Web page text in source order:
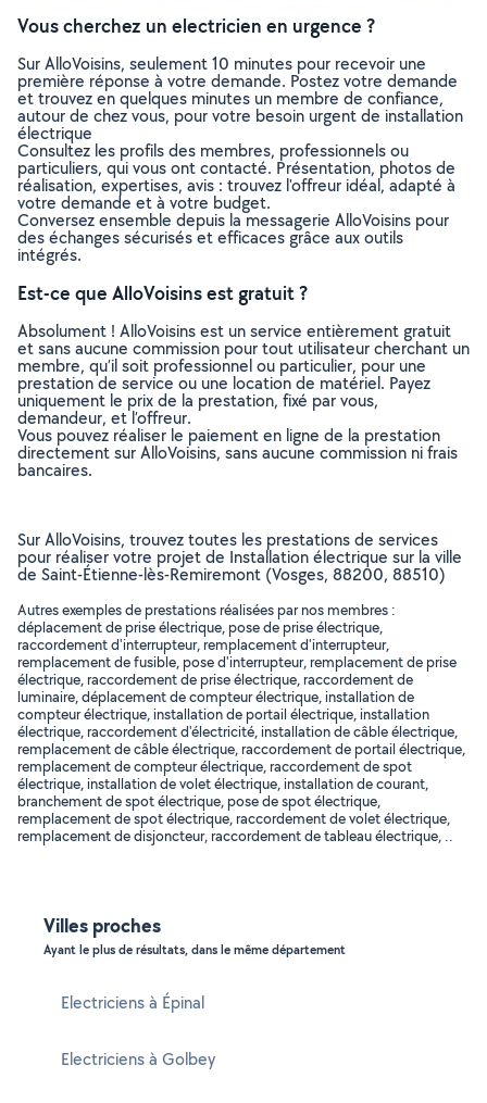
Vous cherchez un electricien en urgence ?
Sur AlloVoisins, seulement 10 minutes pour recevoir une
première réponse à votre demande. Postez votre demande
et trouvez en quelques minutes un membre de confiance,
autour de chez vous, pour votre besoin urgent de installation
électrique
Consultez les profils des membres, professionnels ou
particuliers, qui vous ont contacté. Présentation, photos de
réalisation, expertises, avis : trouvez l'offreur idéal, adapté à
votre demande et à votre budget.
Conversez ensemble depuis la messagerie AlloVoisins pour
des échanges sécurisés et efficaces grâce aux outils
intégrés.
Est-ce que AlloVoisins est gratuit ?
Absolument ! AlloVoisins est un service entièrement gratuit
et sans aucune commission pour tout utilisateur cherchant un
membre, qu’il soit professionnel ou particulier, pour une
prestation de service ou une location de matériel. Payez
uniquement le prix de la prestation, fixé par vous,
demandeur, et l’offreur.
Vous pouvez réaliser le paiement en ligne de la prestation
directement sur AlloVoisins, sans aucune commission ni frais
bancaires.
Sur AlloVoisins, trouvez toutes les prestations de services
pour réaliser votre projet de Installation électrique sur la ville
de Saint-Étienne-lès-Remiremont (Vosges, 88200, 88510)
Autres exemples de prestations réalisées par nos membres :
déplacement de prise électrique, pose de prise électrique,
raccordement d'interrupteur, remplacement d'interrupteur,
remplacement de fusible, pose d'interrupteur, remplacement de prise
électrique, raccordement de prise électrique, raccordement de
luminaire, déplacement de compteur électrique, installation de
compteur électrique, installation de portail électrique, installation
électrique, raccordement d'électricité, installation de câble électrique,
remplacement de câble électrique, raccordement de portail électrique,
remplacement de compteur électrique, raccordement de spot
électrique, installation de volet électrique, installation de courant,
branchement de spot électrique, pose de spot électrique,
remplacement de spot électrique, raccordement de volet électrique,
remplacement de disjoncteur, raccordement de tableau électrique, ..
Villes proches
Ayant le plus de résultats, dans le même département
Electriciens à Épinal
Electriciens à Golbey